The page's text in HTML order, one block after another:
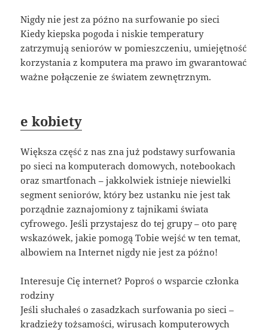
Nigdy nie jest za późno na surfowanie po sieci
Kiedy kiepska pogoda i niskie temperatury
zatrzymują seniorów w pomieszczeniu, umiejętność
korzystania z komputera ma prawo im gwarantować
ważne połączenie ze światem zewnętrznym.
e kobiety
Większa część z nas zna już podstawy surfowania
po sieci na komputerach domowych, notebookach
oraz smartfonach – jakkolwiek istnieje niewielki
segment seniorów, który bez ustanku nie jest tak
porządnie zaznajomiony z tajnikami świata
cyfrowego. Jeśli przystajesz do tej grupy – oto parę
wskazówek, jakie pomogą Tobie wejść w ten temat,
albowiem na Internet nigdy nie jest za późno!
Interesuje Cię internet? Poproś o wsparcie członka
rodziny
Jeśli słuchałeś o zasadzkach surfowania po sieci –
kradzieży tożsamości, wirusach komputerowych